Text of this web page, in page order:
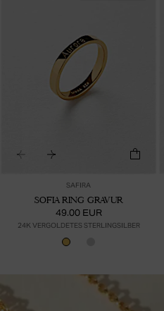
SAFIRA
SOFIA RING GRAVUR
49.00 EUR
24K VERGOLDETES STERLINGSILBER